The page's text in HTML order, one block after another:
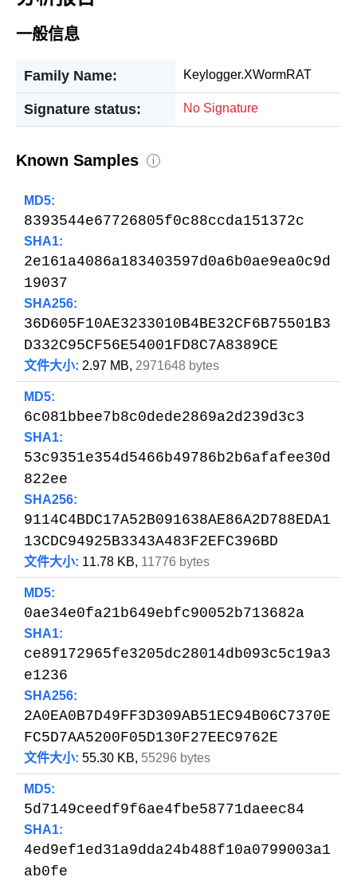
一般信息
Family Name: Keylogger.XWormRAT
Signature status: No Signature
Known Samples i
MD5:
8393544e67726805f0c88ccda151372c
SHA1:
2e161a4086a183403597d0a6b0ae9ea0c9d
19037
SHA256:
36D605F10AE3233010B4BE32CF6B75501B3
D332C95CF56E54001FD8C7A8389CE
文件大小: 2.97 MB, 2971648 bytes
MD5:
6c081bbee7b8c0dede2869a2d239d3c3
SHA1:
53c9351e354d5466b49786b2b6afafee30d
822ee
SHA256:
9114C4BDC17A52B091638AE86A2D788EDA1
13CDC94925B3343A483F2EFC396BD
文件大小: 11.78 KB, 11776 bytes
MD5:
0ae34e0fa21b649ebfc90052b713682a
SHA1:
ce89172965fe3205dc28014db093c5c19a3
e1236
SHA256:
2A0EA0B7D49FF3D309AB51EC94B06C7370E
FC5D7AA5200F05D130F27EEC9762E
文件大小: 55.30 KB, 55296 bytes
MD5:
5d7149ceedf9f6ae4fbe58771daeec84
SHA1:
4ed9ef1ed31a9dda24b488f10a0799003a1
ab0fe